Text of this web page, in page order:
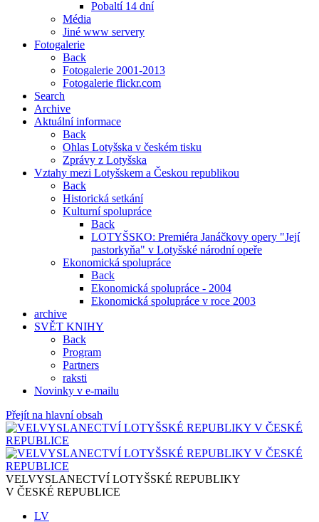
Pobaltí 14 dní
Média
Jiné www servery
Fotogalerie
Back
Fotogalerie 2001-2013
Fotogalerie flickr.com
Search
Archive
Aktuální informace
Back
Ohlas Lotyšska v českém tisku
Zprávy z Lotyšska
Vztahy mezi Lotyšskem a Českou republikou
Back
Historická setkání
Kulturní spolupráce
Back
LOTYŠSKO: Premiéra Janáčkovy opery "Její
pastorkyňa" v Lotyšské národní opeře
Ekonomická spolupráce
Back
Ekonomická spolupráce - 2004
Ekonomická spolupráce v roce 2003
archive
SVĚT KNIHY
Back
Program
Partners
raksti
Novinky v e-mailu
Přejít na hlavní obsah
VELVYSLANECTVÍ LOTYŠSKÉ REPUBLIKY
V ČESKÉ REPUBLICE
LV